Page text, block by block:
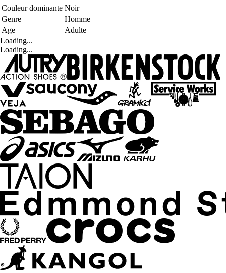
Couleur dominante Noir
Genre
Homme
Age
Adulte
Loading...
Loading...